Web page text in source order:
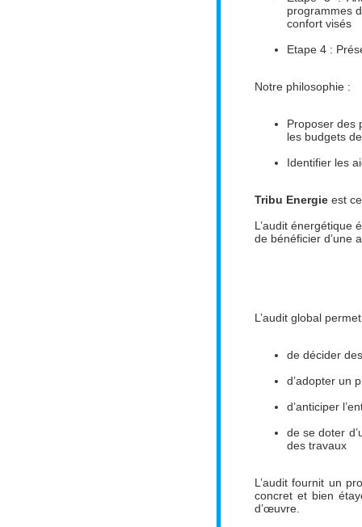
programmes
confort visés
Etape 4 :
Notre philosophie :
Proposer des
les budgets
Identifier les
Tribu Energie est
L’audit énergétique
de bénéficier d’une
L’audit global
de décider
d’adopter un
d’anticiper
de se doter
des travaux
L’audit fournit un
concret et bien
d’œuvre.